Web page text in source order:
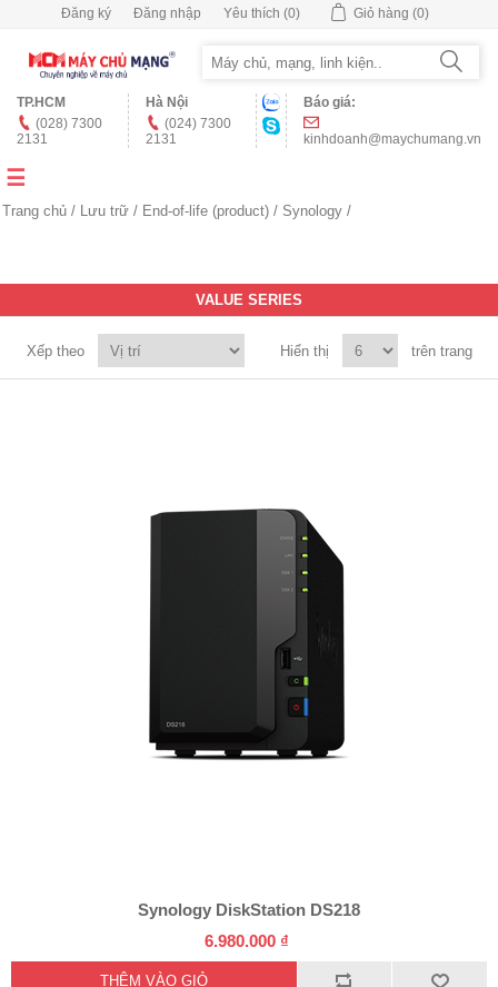
Đăng ký Đăng nhập Yêu thích (0) Giỏ hàng (0)
TP.HCM
(028) 7300
2131
Hà Nội
(024) 7300
2131
Báo giá:
kinhdoanh@maychumang.vn
Trang chủ / Lưu trữ / End-of-life (product) / Synology /
VALUE SERIES
Xếp theo Hiển thị trên trang
Synology DiskStation DS218
6.980.000 ₫